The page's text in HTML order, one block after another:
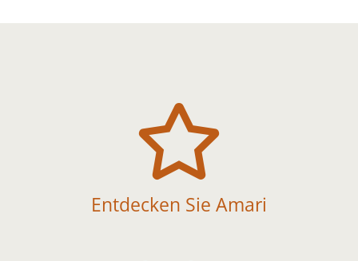

Entdecken Sie Amari